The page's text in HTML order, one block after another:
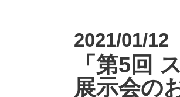
2021/01/12
「第5回
展示会の